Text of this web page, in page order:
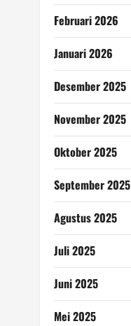
Februari 2026
Januari 2026
Desember 2025
November 2025
Oktober 2025
September 2025
Agustus 2025
Juli 2025
Juni 2025
Mei 2025